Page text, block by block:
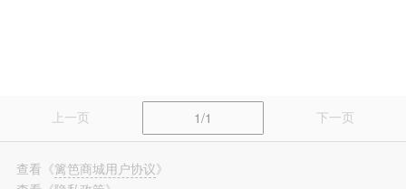
上一页 1/1 下一页
查看 《篱笆商城用户协议》